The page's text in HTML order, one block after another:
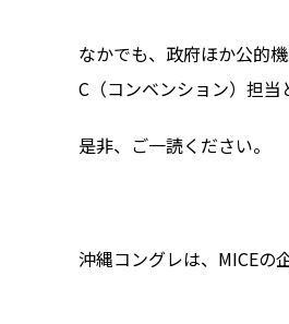
なかでも、政府ほか公的
C（コンベンション）担当
是非、ご一読ください。
沖縄コングレは、MICEの